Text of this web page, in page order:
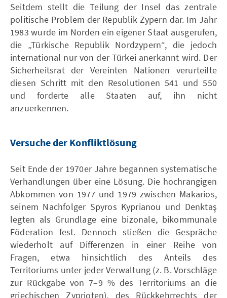
Seitdem stellt die Teilung der Insel das zentrale
politische Problem der Republik Zypern dar. Im Jahr
1983 wurde im Norden ein eigener Staat ausgerufen,
die „Türkische Republik Nordzypern“, die jedoch
international nur von der Türkei anerkannt wird. Der
Sicherheitsrat der Vereinten Nationen verurteilte
diesen Schritt mit den Resolutionen 541 und 550
und forderte alle Staaten auf, ihn nicht
anzuerkennen.
Versuche der Konfliktlösung
Seit Ende der 1970er Jahre begannen systematische
Verhandlungen über eine Lösung. Die hochrangigen
Abkommen von 1977 und 1979 zwischen Makarios,
seinem Nachfolger Spyros Kyprianou und Denktaş
legten als Grundlage eine bizonale, bikommunale
Föderation fest. Dennoch stießen die Gespräche
wiederholt auf Differenzen in einer Reihe von
Fragen, etwa hinsichtlich des Anteils des
Territoriums unter jeder Verwaltung (z. B. Vorschläge
zur Rückgabe von 7–9 % des Territoriums an die
griechischen Zyprioten), des Rückkehrrechts der